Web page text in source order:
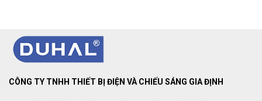
CÔNG TY TNHH THIẾT BỊ ĐIỆN VÀ CHIẾU SÁNG GIA ĐỊNH